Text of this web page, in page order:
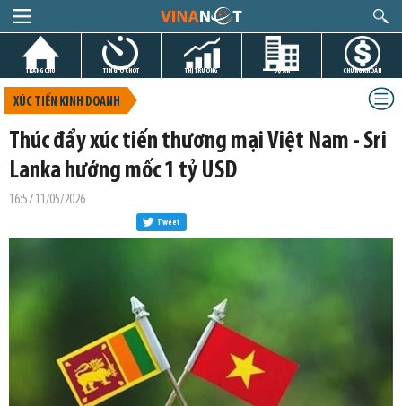
TRANG CHỦ TIN GIỜ CHÓT THỊ TRƯỜNG DỰ ÁN CHỨNG KHOÁN
XÚC TIẾN KINH DOANH
Thúc đẩy xúc tiến thương mại Việt Nam - Sri
Lanka hướng mốc 1 tỷ USD
16:57 11/05/2026
Tweet